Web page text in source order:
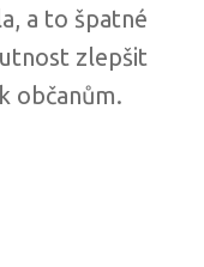
a to špatné
zlepšit
občanům.